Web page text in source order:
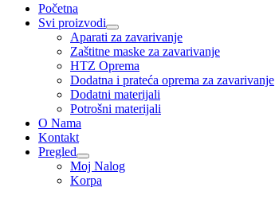
Početna
Svi proizvodi
Uključi/isključi
izbornik
Aparati za zavarivanje
Zaštitne maske za zavarivanje
HTZ Oprema
Dodatna i prateća oprema za zavarivanje
Dodatni materijali
Potrošni materijali
O Nama
Kontakt
Pregled
Uključi/isključi
izbornik
Moj Nalog
Korpa